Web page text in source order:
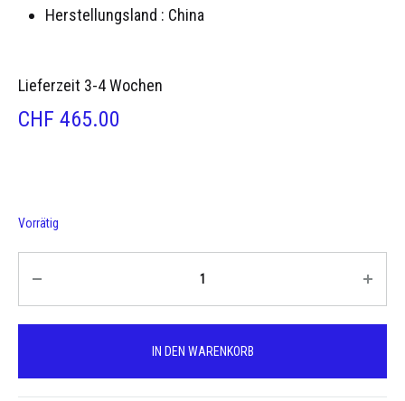
Herstellungsland : China
Lieferzeit 3-4 Wochen
CHF 465.00
Vorrätig
IN DEN WARENKORB